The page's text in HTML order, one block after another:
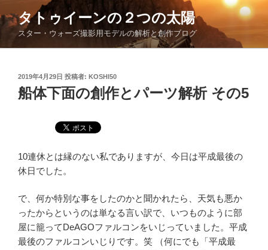
ン
ン
タトゥイーンの２つの太陽
スター・ウォーズ撮影用モデルの解析と創作ブログ
投
稿
日:
2019年4月29日 投稿者: KOSHI50
船体下面の創作とパーツ解析 その5
10連休とは縁のない私でありますが、今日は平成最後の
休日でした。
で、何か特別な事をしたのかと聞かれたら、天気も悪か
ったからというのは単なる言い訳で、いつものように部
屋に籠ってDeAGOファルコンをいじっていました。平成
最後のファルコンいじりです。笑 （何にでも「平成最